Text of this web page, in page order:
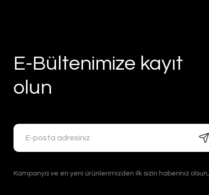
E-Bültenimize kayıt
olun
Kampanya ve en yeni ürünlerimizden ilk sizin haberiniz olsun,